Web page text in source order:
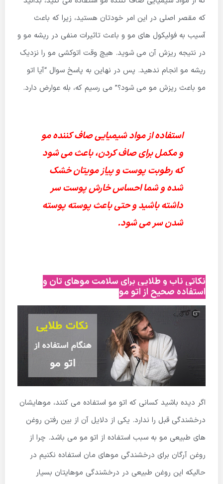
که مقصر اصلی در این امر خودتان هستید، زیرا که باعث
آسیب به فولیکول های مو و باعث تاثیرات منفی در ریشه مو و
در نتیجه ریزش آن می شوید. هیچ وقت اتوکشی مو را نزدیک
ریشه مو انجام ندهید. پس در نهاین به پاسخ سوال “آیا اتو
مو باعث ریزش مو می شود؟” می رسیم که، بله عوارض دارد.
استفاده از مواد شیمیایی صاف کننده مو
و مکمل برای صاف کردن، باعث می شود
که رطوبت پوست و پیاز مویتان خشک
شده و شما احساس خارش پوست سر
داشته باشید و حتی باعث پوسته پوسته
شدن سر می شود.
نکاتی ناب و طلایی برای سلامت موهای تان و
استفاده صحیح از اتو مو
اگر دیده باشید کسانی که اتو مو استفاده می کنند، موهایشان
درخشندگی قبل را ندارد. یکی از دلایل آن از بین رفتن روغن
های طبیعی مو به سبب استفاده از اتو مو می باشد. چرا از
روغن آرگان برای درخشندگی موهای مان استفاده نکنیم در
حالیکه این روغن طبیعی در درخشندگی موهایتان بسیار